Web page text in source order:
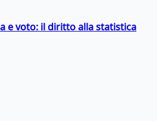
e voto: il diritto alla statistica